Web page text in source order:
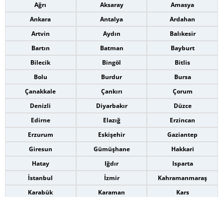
Ağrı
Aksaray
Amasya
Ankara
Antalya
Ardahan
Artvin
Aydın
Balıkesir
Bartın
Batman
Bayburt
Bilecik
Bingöl
Bitlis
Bolu
Burdur
Bursa
Çanakkale
Çankırı
Çorum
Denizli
Diyarbakır
Düzce
Edirne
Elazığ
Erzincan
Erzurum
Eskişehir
Gaziantep
Giresun
Gümüşhane
Hakkari
Hatay
Iğdır
Isparta
İstanbul
İzmir
Kahramanmaraş
Karabük
Karaman
Kars